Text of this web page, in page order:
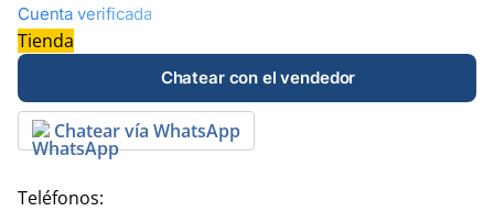
Cuenta verificada
Tienda
Chatear con el vendedor
Chatear vía WhatsApp
Teléfonos: